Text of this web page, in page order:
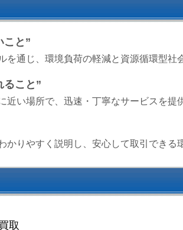
こと”
を通じ、環境負荷の軽減と資源循環型社
ること”
近い場所で、迅速・丁寧なサービスを提
かりやすく説明し、安心して取引できる
取